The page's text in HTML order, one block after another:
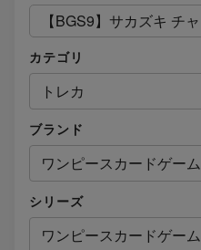
カテゴリ
トレカ
ブランド
ワンピースカードゲーム
シリーズ
ワンピースカードゲーム